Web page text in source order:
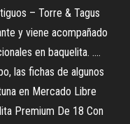
– Torre & Tagus
y viene acompañado
en baquelita. ....
las fichas de algunos
en Mercado Libre
Premium De 18 Con